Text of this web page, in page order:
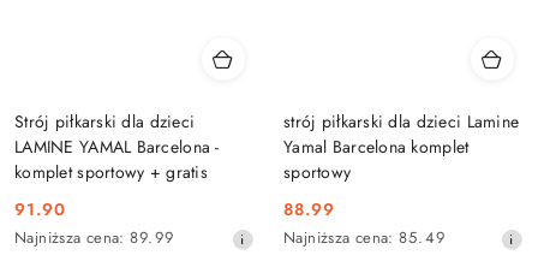
Strój piłkarski dla dzieci
LAMINE YAMAL Barcelona -
komplet sportowy + gratis
Cena
promocyjna:
91.90
Najniższa
Najniższa cena: 89.99
strój piłkarski dla dzieci Lamine
Yamal Barcelona komplet
sportowy
Cena
promocyjna:
88.99
Najniższa
Najniższa cena: 85.49